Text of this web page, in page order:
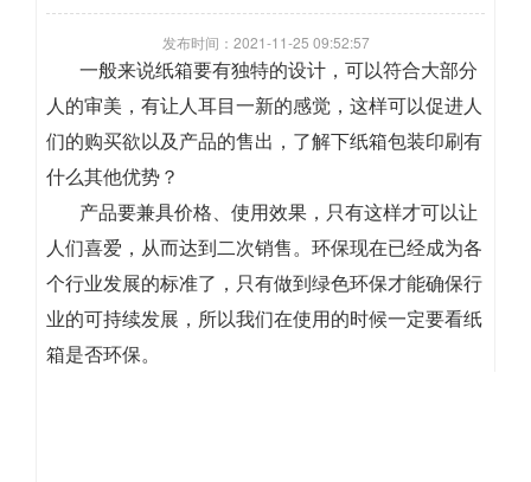
发布时间：2021-11-25 09:52:57
一般来说纸箱要有独特的设计，可以符合大部分
人的审美，有让人耳目一新的感觉，这样可以促进人
们的购买欲以及产品的售出，了解下纸箱包装印刷有
什么其他优势？
产品要兼具价格、使用效果，只有这样才可以让
人们喜爱，从而达到二次销售。环保现在已经成为各
个行业发展的标准了，只有做到绿色环保才能确保行
业的可持续发展，所以我们在使用的时候一定要看纸
箱是否环保。